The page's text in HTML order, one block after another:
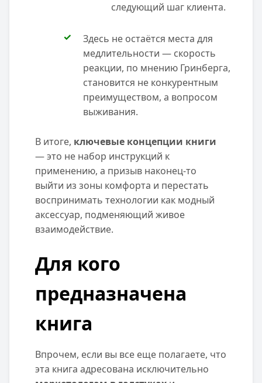
следующий шаг клиента.
Здесь не остаётся места для
медлительности — скорость
реакции, по мнению Гринберга,
становится не конкурентным
преимуществом, а вопросом
выживания.
В итоге, ключевые концепции книги
— это не набор инструкций к
применению, а призыв наконец-то
выйти из зоны комфорта и перестать
воспринимать технологии как модный
аксессуар, подменяющий живое
взаимодействие.
Для кого
предназначена
книга
Впрочем, если вы все еще полагаете, что
эта книга адресована исключительно